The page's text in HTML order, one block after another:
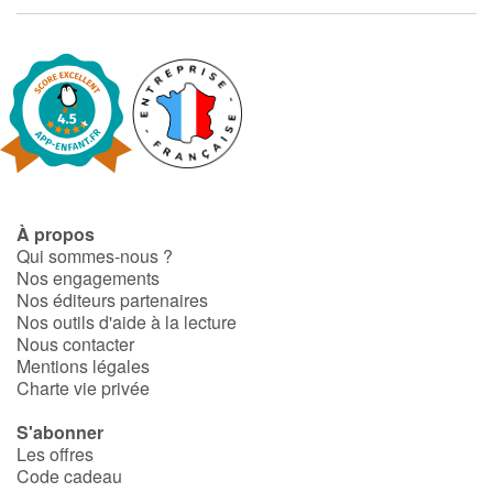
Fable, mythe, littérature et poésie
Princesses et princes, rois, reines et dragons
Ogres, monstres et sorcières
Héroïnes et héros
Écologie, nature, saisons
Les animaux
Voyage, épopée, enquête, aventure
Autour du monde
Apprentissage
À propos
Qui sommes-nous ?
Nos engagements
Nos éditeurs partenaires
Nos outils d'aide à la lecture
Nous contacter
Mentions légales
Charte vie privée
S'abonner
Les offres
Code cadeau